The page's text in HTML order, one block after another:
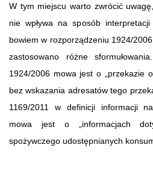
W tym miejscu warto zwrócić
nie wpływa na sposób interpretacji
bowiem w rozporządzeniu 1924/
zastosowano różne
1924/2006 mowa jest o „przekazie
bez wskazania adresatów tego
1169/2011 w definicji informacji
mowa jest o „informacjach
spożywczego udostępnianych